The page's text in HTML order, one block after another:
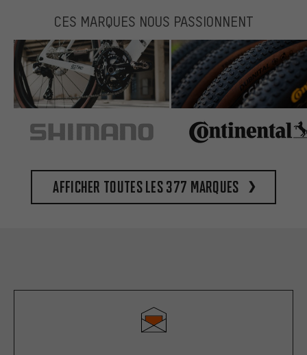
CES MARQUES NOUS PASSIONNENT
Afficher toutes les 377 marques